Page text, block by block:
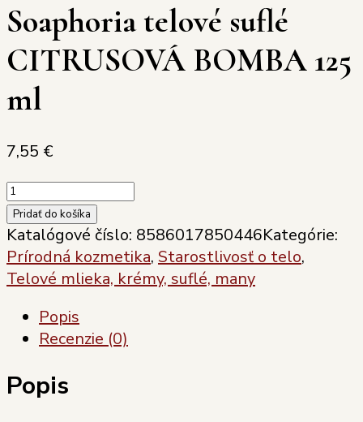
Soaphoria telové suflé
CITRUSOVÁ BOMBA 125
ml
7,55 €
množstvo
Soaphoria
telové
suflé
CITRUSOVÁ
125
ml
Pridať do košíka
Katalógové číslo: 8586017850446Kategórie:
Prírodná kozmetika, Starostlivosť o telo,
Telové mlieka, krémy, suflé, many
Popis
Recenzie (0)
Popis